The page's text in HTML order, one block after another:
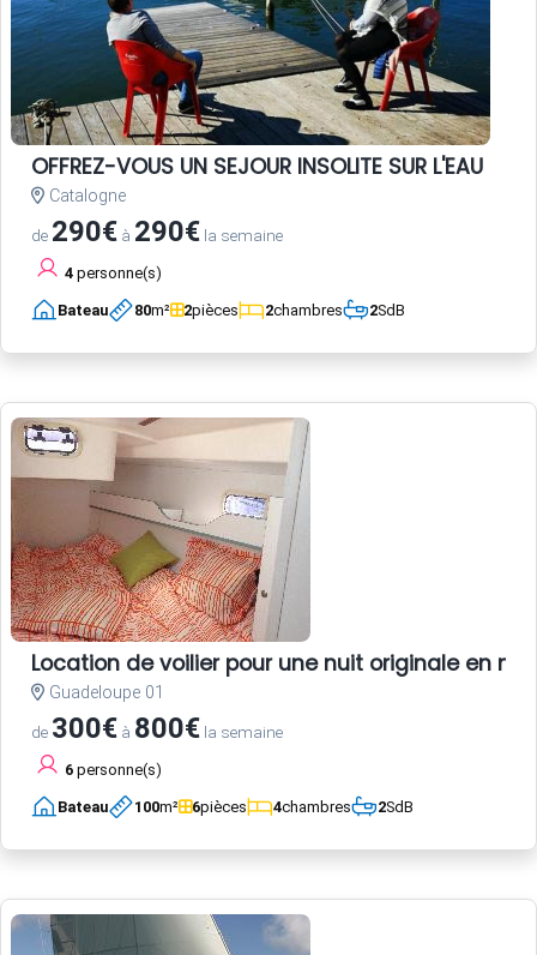
OFFREZ-VOUS UN SEJOUR INSOLITE SUR L'EAU
Catalogne
de 290€ à 290€ la semaine
4 personne(s)
Bateau 80m² 2pièces 2chambres 2SdB
Location de voilier pour une nuit originale en
Guadeloupe 01
de 300€ à 800€ la semaine
6 personne(s)
Bateau 100m² 6pièces 4chambres 2SdB